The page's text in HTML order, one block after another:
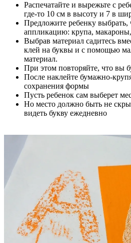
Распечатайте и вырежьте с
где-то 10 см в высоту и 7 в
Предложите ребенку выбрать,
аппликацию: крупа, макароны,
Выбрав материал садитесь
клей на буквы и с помощью
материал.
При этом повторяйте, что вы
После наклейте бумажно-
сохранения формы
Пусть ребенок сам выберет
Но место должно быть не
видеть букву ежедневно